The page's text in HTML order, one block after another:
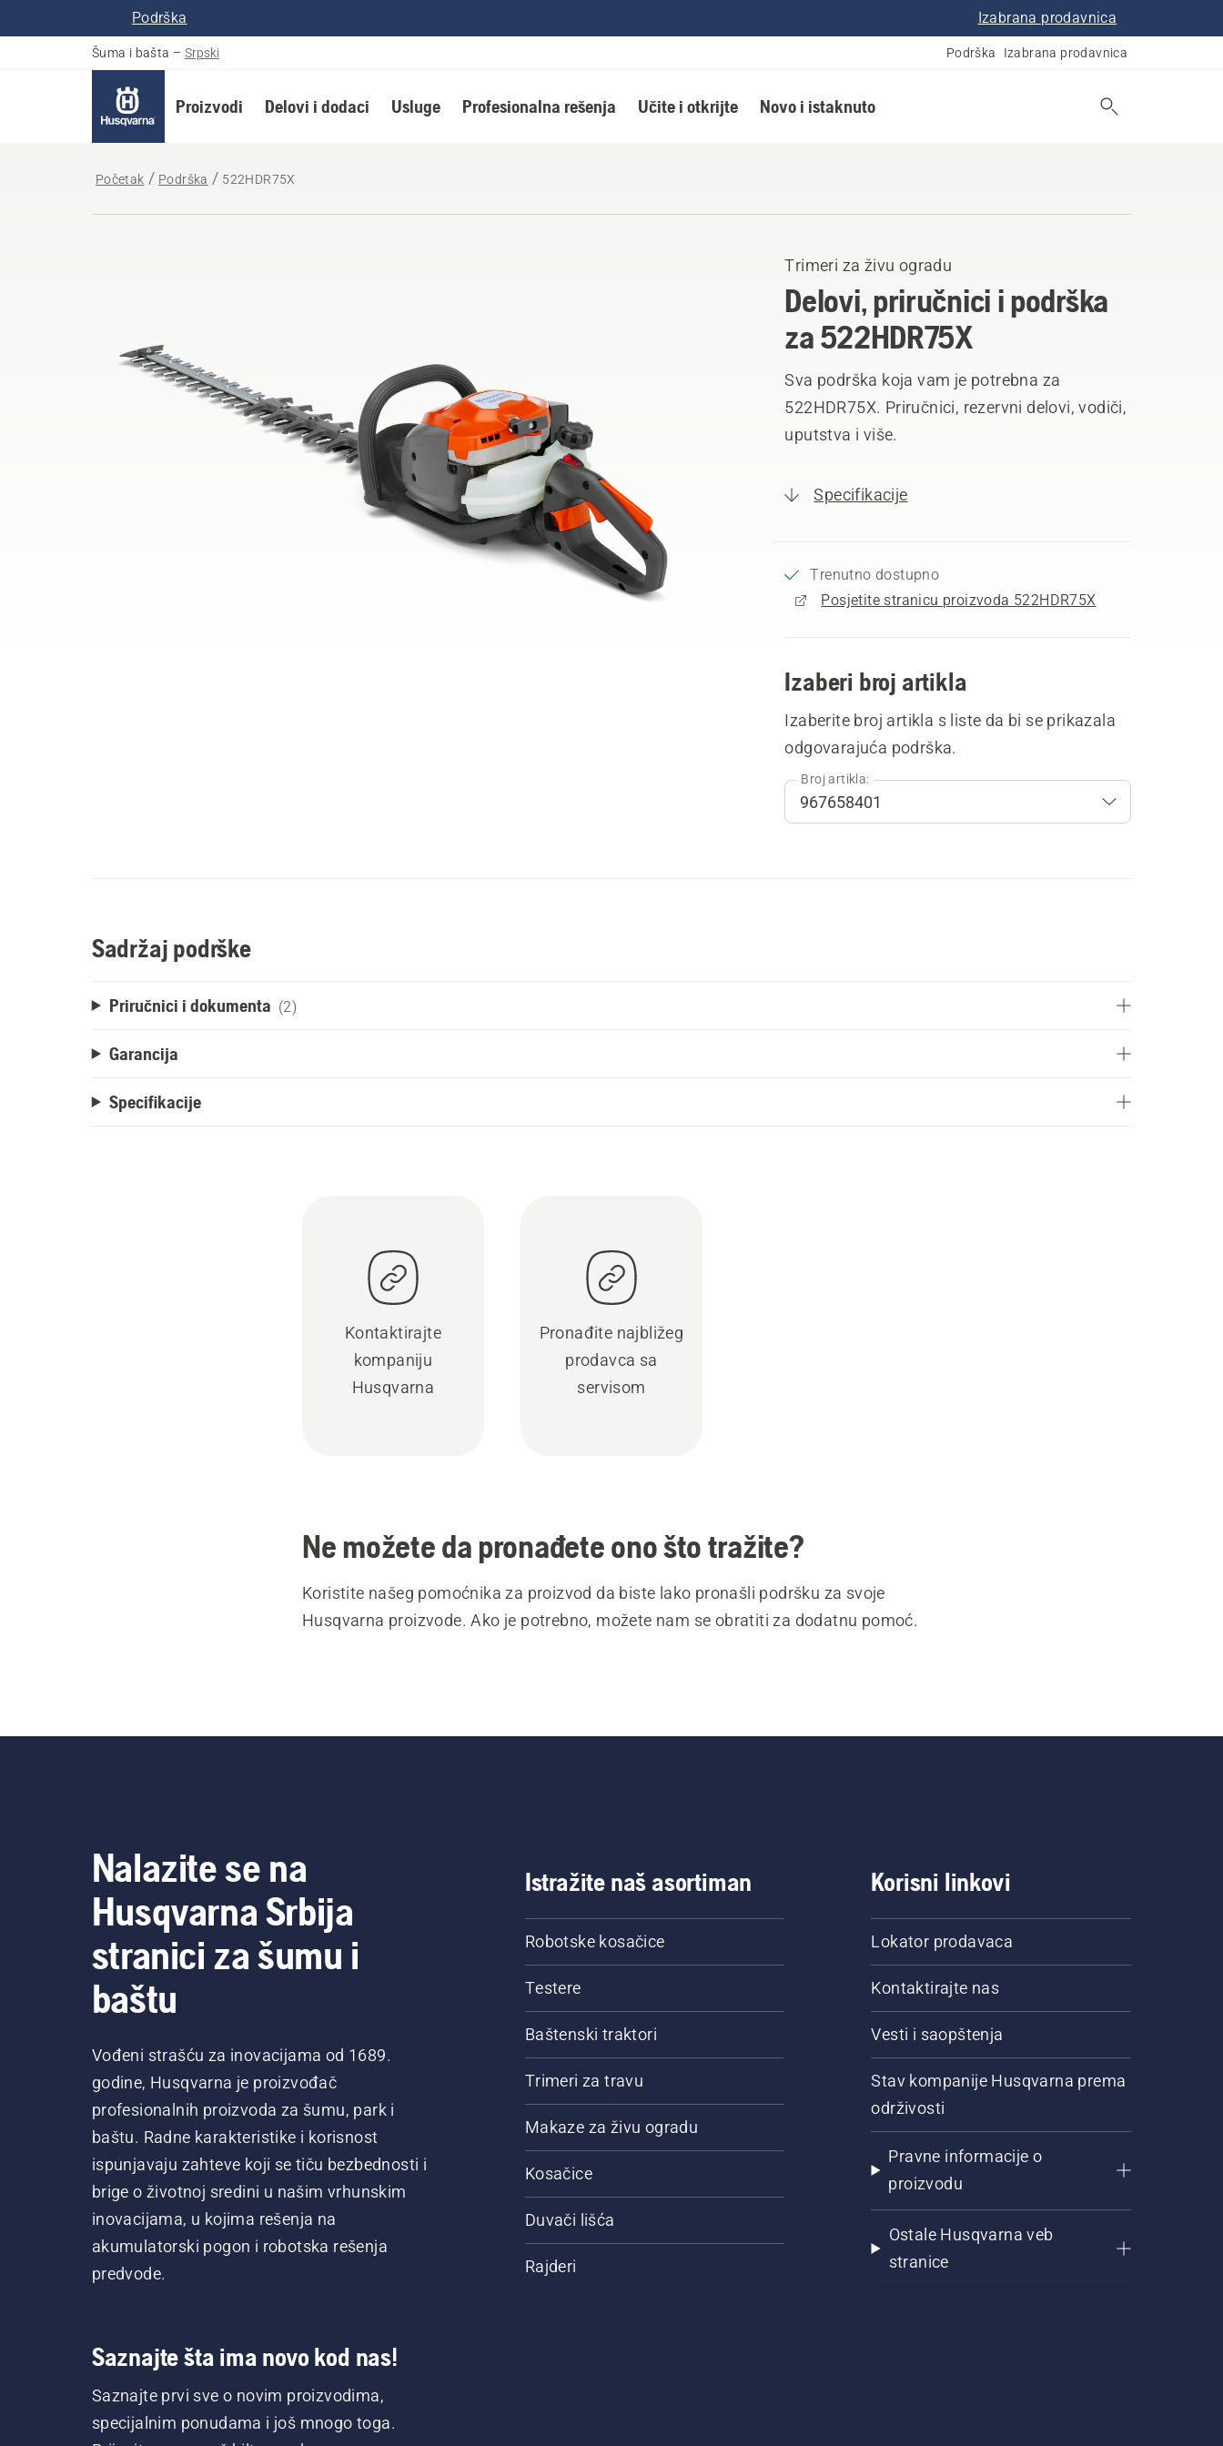
Podrška Izabrana prodavnica
Šuma i bašta – Srpski Podrška Izabrana prodavnica
Proizvodi Delovi i dodaci Usluge Profesionalna rešenja Učite i otkrijte Novo i istaknuto
Početak Podrška 522HDR75X
Trimeri za živu ogradu
Delovi, priručnici i podrška
za 522HDR75X
Sva podrška koja vam je potrebna za
522HDR75X. Priručnici, rezervni delovi, vodiči,
uputstva i više.
Specifikacije
Trenutno dostupno
Posjetite stranicu proizvoda 522HDR75X
Izaberi broj artikla
Izaberite broj artikla s liste da bi se prikazala
odgovarajuća podrška.
Broj artikla:
Sadržaj podrške
Priručnici i dokumenta (2)
Garancija
Specifikacije
Kontaktirajte
kompaniju
Husqvarna
Pronađite najbližeg
prodavca sa
servisom
Ne možete da pronađete ono što tražite?
Koristite našeg pomoćnika za proizvod da biste lako pronašli podršku za svoje
Husqvarna proizvode. Ako je potrebno, možete nam se obratiti za dodatnu pomoć.
Nalazite se na
Husqvarna Srbija
stranici za šumu i
baštu
Vođeni strašću za inovacijama od 1689.
godine, Husqvarna je proizvođač
profesionalnih proizvoda za šumu, park i
baštu. Radne karakteristike i korisnost
ispunjavaju zahteve koji se tiču bezbednosti i
brige o životnoj sredini u našim vrhunskim
inovacijama, u kojima rešenja na
akumulatorski pogon i robotska rešenja
predvode.
Saznajte šta ima novo kod nas!
Saznajte prvi sve o novim proizvodima,
specijalnim ponudama i još mnogo toga.
Istražite naš asortiman
Robotske kosačice
Testere
Baštenski traktori
Trimeri za travu
Makaze za živu ogradu
Kosačice
Duvači lišća
Rajderi
Korisni linkovi
Lokator prodavaca
Kontaktirajte nas
Vesti i saopštenja
Stav kompanije Husqvarna prema
održivosti
Pravne informacije o
proizvodu
Ostale Husqvarna veb
stranice